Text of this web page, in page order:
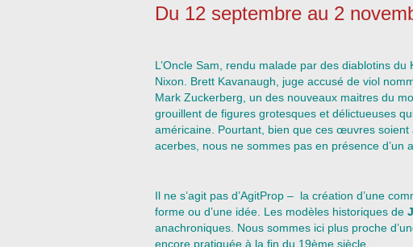
Du 12 septembre au 2
L’Oncle Sam, rendu malade par des diablotins
Nixon. Brett Kavanaugh, juge accusé de viol
Mark Zuckerberg, un des nouveaux maitres du
grouillent de figures grotesques et délictueuses
américaine. Pourtant, bien que ces œuvres soient
acerbes, nous ne sommes pas en présence d’un
Il ne s’agit pas d’AgitProp – la création d’une
forme ou d’une idée. Les modèles historiques de
anachroniques. Nous sommes ici plus proche
encore pratiquée à la fin du 19ème siècle.